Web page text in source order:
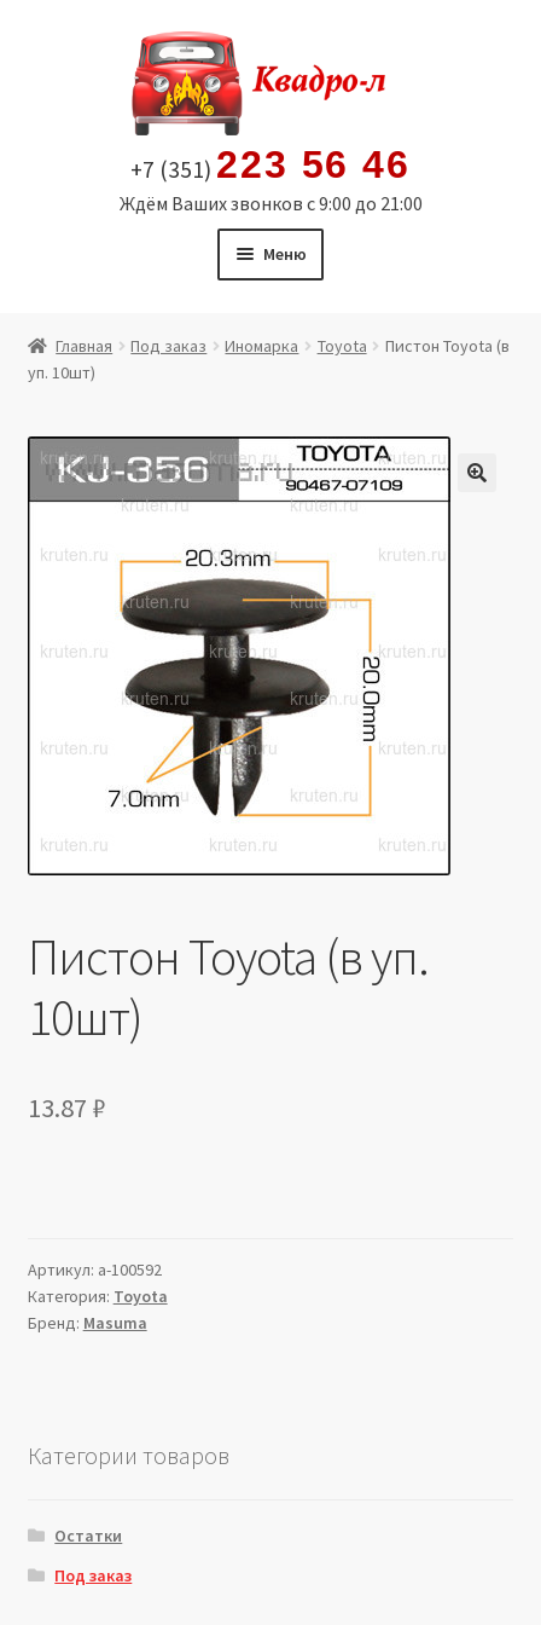
содержимому
+7 (351) 223 56 46
Ждём Ваших звонков с 9:00 до 21:00
Меню
Витрина
Мой аккаунт
Политика в отношении обработки персональных
Производители
Юридические данные
Главная Под заказ Иномарка Toyota
Пистон Toyota (в
уп. 10шт)
Пистон Toyota (в уп.
10шт)
13.87 ₽
Артикул: a-100592
Категория: Toyota
Бренд: Masuma
Категории товаров
Остатки
Под заказ